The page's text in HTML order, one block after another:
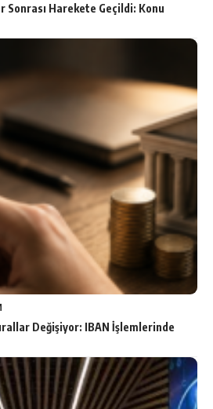
Harekete Geçildi: Konu
Değişiyor: IBAN İşlemlerinde